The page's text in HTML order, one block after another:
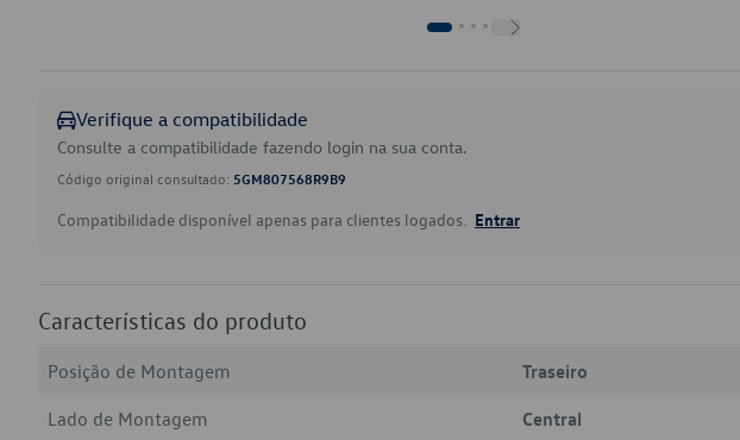
Verifique a compatibilidade
Consulte a compatibilidade fazendo login na sua conta.
Código original consultado: 5GM807568R9B9
Compatibilidade disponível apenas para clientes logados. Entrar
Características do produto
Posição de Montagem
Traseiro
Lado de Montagem
Central